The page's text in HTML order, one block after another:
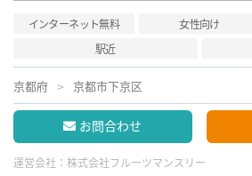
インターネット無料 女性向け
駅近
京都府 京都市下京区
お問合わせ
運営会社： 株式会社フルーツマンスリー